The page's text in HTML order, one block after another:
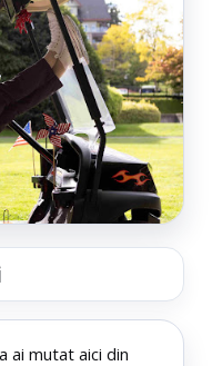
ai mutat aici din